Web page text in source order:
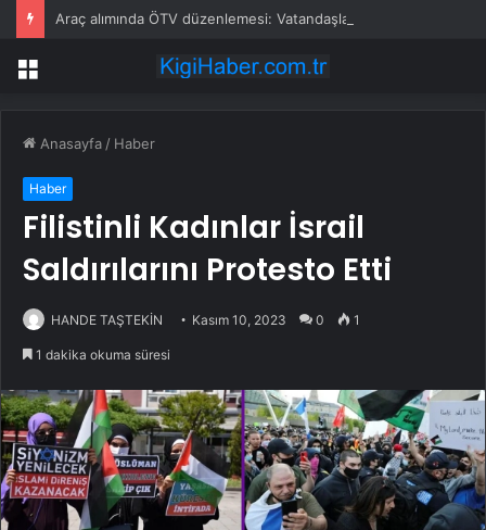
Menü
Anasayfa / Haber
Haber
Filistinli Kadınlar İsrail
Saldırılarını Protesto Etti
HANDE TAŞTEKİN Kasım 10, 2023 0 1
1 dakika okuma süresi